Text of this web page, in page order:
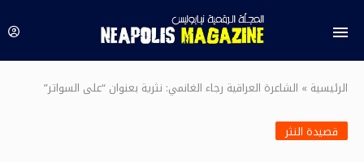
الرئيسية » الشاعرة العراقية رجاء الغانمي: نثرية بعنوان “على السواتر”
قصيدة النثر